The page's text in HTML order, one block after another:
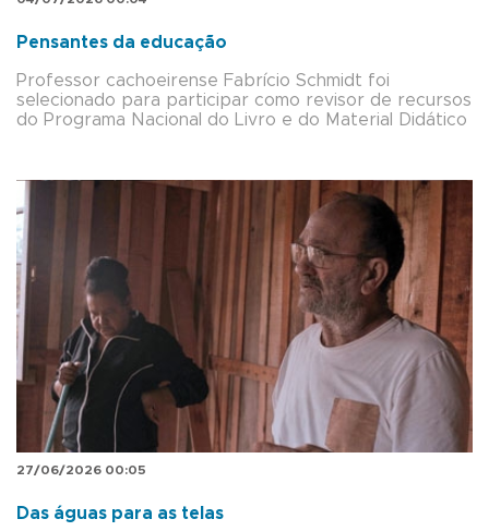
Pensantes da educação
Professor cachoeirense Fabrício Schmidt foi
selecionado para participar como revisor de recursos
do Programa Nacional do Livro e do Material Didático
27/06/2026 00:05
Das águas para as telas